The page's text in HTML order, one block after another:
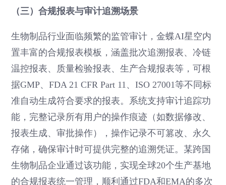
（三）合规报表与审计追溯场景
生物制品行业面临频繁的监管审计，金蝶AI星空内
置丰富的合规报表模板，涵盖批次追溯报表、冷链
温控报表、质量检验报表、生产合规报表等，可根
据GMP、FDA 21 CFR Part 11、ISO 27001等不同标
准自动生成符合要求的报表。系统支持审计追踪功
能，完整记录所有用户的操作痕迹（如数据修改、
报表生成、审批操作），操作记录不可篡改、永久
存储，确保审计时可提供完整的追溯凭证。某跨国
生物制品企业通过该功能，实现全球20个生产基地
的合规报表统一管理，顺利通过FDA和EMA的多次